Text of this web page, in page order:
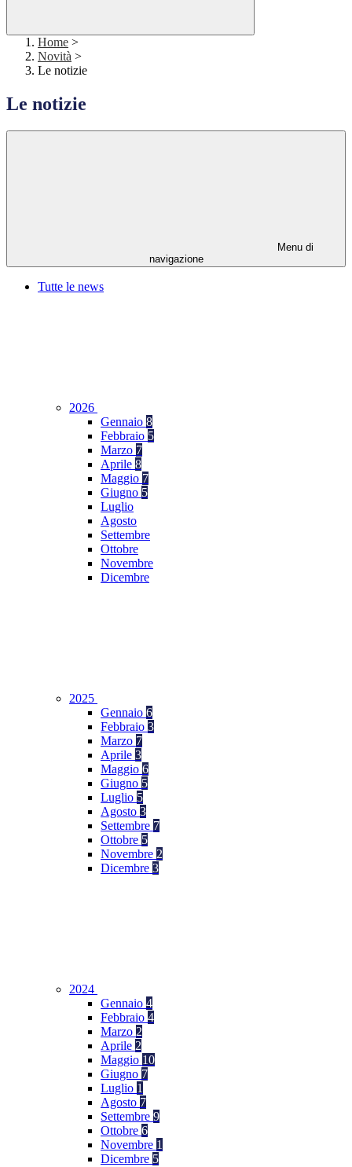
Home >
Novità >
Le notizie
Le notizie
Menu di
navigazione
Tutte le news
2026
Gennaio 8
Febbraio 5
Marzo 7
Aprile 8
Maggio 7
Giugno 5
Luglio
Agosto
Settembre
Ottobre
Novembre
Dicembre
2025
Gennaio 6
Febbraio 3
Marzo 7
Aprile 3
Maggio 6
Giugno 5
Luglio 5
Agosto 3
Settembre 7
Ottobre 5
Novembre 2
Dicembre 3
2024
Gennaio 4
Febbraio 4
Marzo 2
Aprile 2
Maggio 10
Giugno 7
Luglio 1
Agosto 7
Settembre 9
Ottobre 6
Novembre 1
Dicembre 5